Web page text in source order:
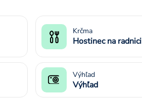
Krčma
Hostinec na radnici
Výhľad
Výhľad